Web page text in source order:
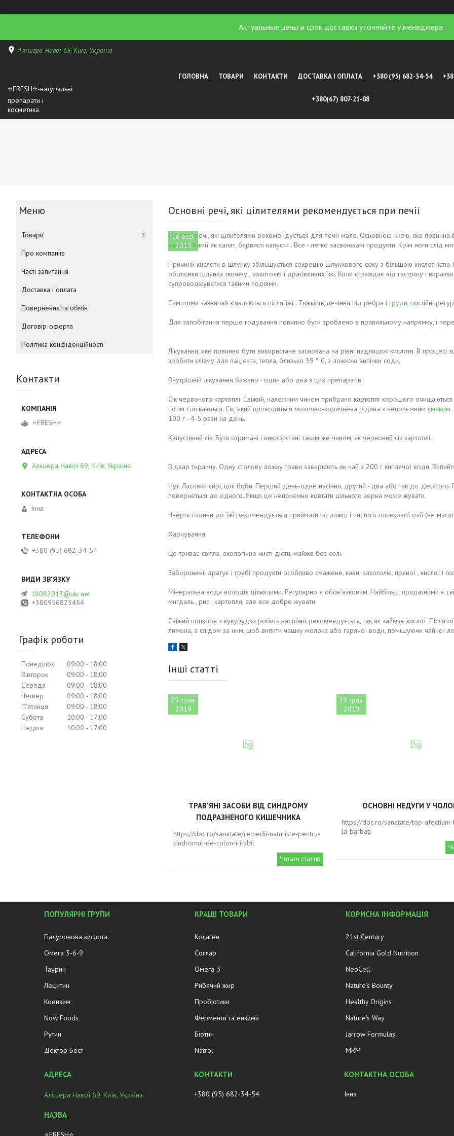
Актуальные цены и срок доставки уточняйте у менеджера
Алішера Навої 69, Київ, Україна
⭐FRESH⭐-натуральні
препарати і
косметика
ГОЛОВНА ТОВАРИ КОНТАКТИ ДОСТАВКА І ОПЛАТА +380 (95) 682-34-54
+380(67) 807-21-08
Основні речі, які цілителями рекомендується при печії
16 вер.
2013
Основні речі, які цілителями рекомендується для печії мало. Основною їжею, яка
варену бамії як салат, барвисті капусти . Все - легко засвоювані продукти. Крім ноги слід
Причини кислоти в шлунку збільшується секрецію шлункового соку з більшою
оболонки шлунка тютюну , алкоголю і дратівливих їжі. Коли страждає від гастриту і
супроводжуватися такими подіями.
Симптоми зазвичай з'являються після їжі . Тяжкість, печіння під ребра і груди, постійні
Для запобігання перше годування повинно бути зроблено в правильному напрямку, і
Лікування, яке повинно бути використане заснована на рівні надлишок кислоти. В
зробити клізму для пацієнта, тепла, близько 39 ° С, з ложкою випічки соди.
Внутрішній лікування бажано - один або два з цих препаратів:
Сік червоного картоплі. Свіжий, належним чином прибрано картоплі хорошого
потім стискаються. Сік, який проводиться молочно-коричнева рідина з неприємним смаком
100 г - 4-5 рази на день.
Капустяний сік. Бути отримані і використані таким же чином, як червоний сік картоплі.
Відвар тирличу. Одну столову ложку трави заварюють як чай з 200 г киплячої води.
Нут. Ластівки сирі, цілі боби. Перший день-одне насіння, другий - два або так до
повернеться до одного. Якщо це неприємно ковтати цільного зерна може жувати.
Чверть години до їжі рекомендується приймати по ложці і чистого оливкової олії (не
Харчування:
Це триває світла, екологічно чисті дієти, майже без солі.
Заборонені: дратує і грубі продукти особливо смажене, кави, алкоголю, пряної , кислої і
Мінеральна вода володіє цілющими. Регулярно є обов'язковим. Найбільш придатними є
мигдаль , рис , картопля, але все добре жувати.
Свіжий попкорн з кукурудзи робить настійно рекомендується, так як займає кислот. Після
лимона, а слідом за ним, щоб випити чашку молока або гарячої води, помішуючи чайної
Інші статті
29 трав.
2019
ТРАВ'ЯНІ ЗАСОБИ ВІД СИНДРОМУ
ПОДРАЗНЕНОГО КИШЕЧНИКА
https://doc.ro/sanatate/remedii-naturiste-pentru-
sindromul-de-colon-iritabil
Читати статтю
29 трав.
2019
ОСНОВНІ НЕДУГИ У
https://doc.ro/sanatate/top-
la-barbati
Товари
Про компанію
Часті запитання
Доставка і оплата
Повернення та обмін
Договір-оферта
Політика конфіденційності
Контакти
⭐FRESH⭐
Алішера Навої 69, Київ, Україна
Інна
+380 (95) 682-34-54
18082013@ukr.net
+380956823454
Графік роботи
Понеділок 09:00
18:00
Вівторок
09:00
18:00
Середа
09:00
18:00
Четвер
09:00
18:00
Пʼятниця
09:00
18:00
Субота
10:00
17:00
Неділя
10:00 17:00
ПОПУЛЯРНІ ГРУПИ
Гіалуронова кислота
Омега 3-6-9
Таурин
Лецитин
Коензим
Now Foods
Рутин
Доктор Бест
КРАЩІ ТОВАРИ
Колаген
Соглар
Омега-3
Рибячий жир
Пробіотики
Ферменти та ензими
Біотин
Natrol
КОРИСНА ІНФОРМАЦІЯ
21st Century
California Gold Nutrition
NeoCell
Nature's Bounty
Healthy Origins
Nature's Way
Jarrow Formulas
MRM
Алішера Навої 69, Київ, Україна +380 (95) 682-34-54 Інна